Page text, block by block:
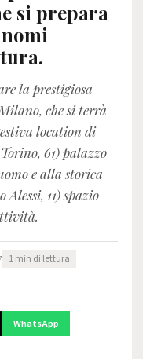
si prepara
la prestigiosa
che si terrà
location di
61) palazzo
e alla storica
11) spazio
1 min di lettura
WhatsApp